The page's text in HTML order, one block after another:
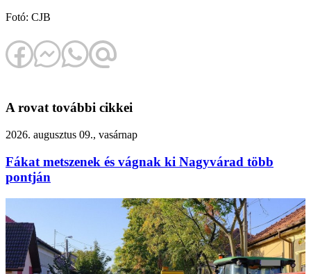
Fotó: CJB
A rovat további cikkei
2026. augusztus 09., vasárnap
Fákat metszenek és vágnak ki Nagyvárad több
pontján